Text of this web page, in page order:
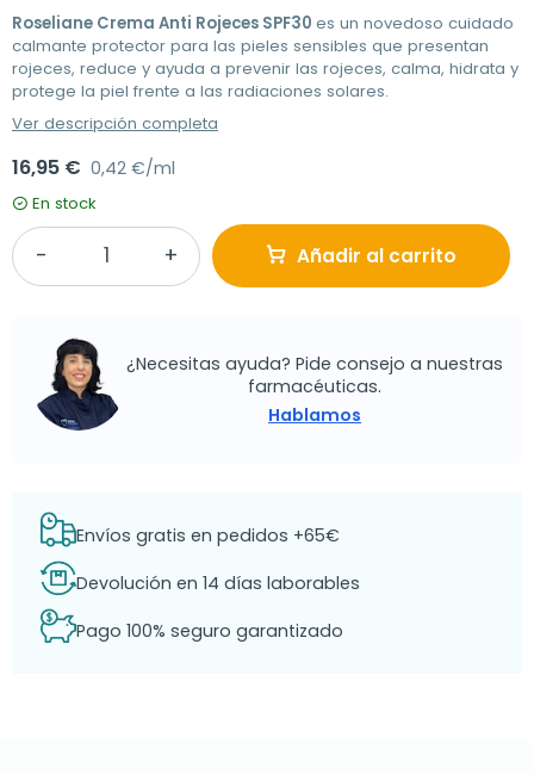
Roseliane Crema Anti Rojeces SPF30 es un novedoso cuidado
calmante protector para las pieles sensibles que presentan
rojeces, reduce y ayuda a prevenir las rojeces, calma, hidrata y
protege la piel frente a las radiaciones solares.
Ver descripción completa
16,95 € 0,42 €/ml
En stock
Añadir al carrito
¿Necesitas ayuda? Pide consejo a nuestras
farmacéuticas.
Hablamos
Envíos gratis en pedidos +65€
Devolución en 14 días laborables
Pago 100% seguro garantizado